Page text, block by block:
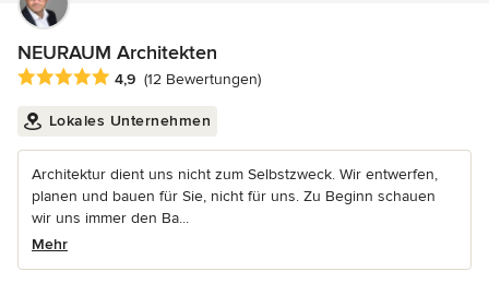
NEURAUM Architekten
Durchschnittliche Bewertung: 4.9 von 5 Sternen
4,9 (12 Bewertungen)
Lokales Unternehmen
Architektur dient uns nicht zum Selbstzweck. Wir entwerfen,
planen und bauen für Sie, nicht für uns. Zu Beginn schauen
wir uns immer den Ba...
Mehr